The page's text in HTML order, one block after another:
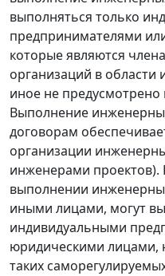
выполняться только
предпринимателями
которые являются
организаций в
иное не предусмотрено
Выполнение
договорам
организации
инженерами
выполнении
иными лицами, могут
индивидуальными
юридическими
таких